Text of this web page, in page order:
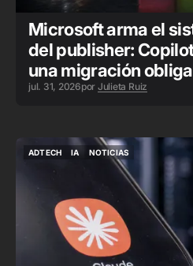
Microsoft arma el
del publisher:
una migración
jul. 31, 2026por Julieta Ruiz
ADTECH
IA
NOTICIAS
NOTICIAS